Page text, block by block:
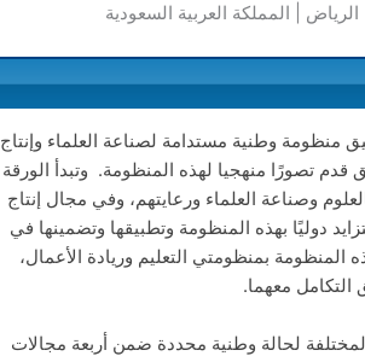
| المملكة العربية السعودية
منظومة وطنية مستدامة لصناعة العلماء وإنتاج
تصورًا منهجيا لهذه المنظومة. وتبدأ الورقة
وصناعة العلماء ورعايتهم، وفي مجال إنتاج
دوليًا بهذه المنظومة وتطبيقها وتضمينها في
بمنظومتي التعليم وريادة الأعمال،
معهما.
لحالة وطنية محددة ضمن أربعة مجالات